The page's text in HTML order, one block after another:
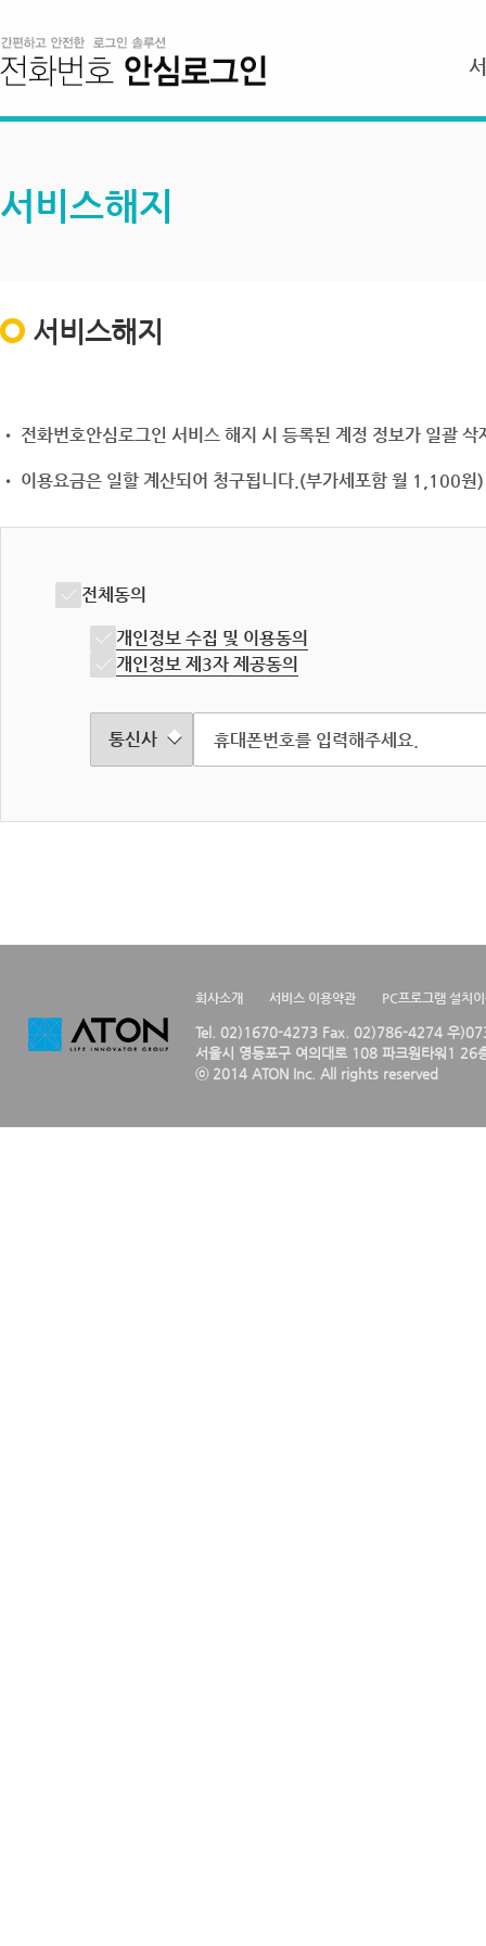
서비스해지
서비스해지
• 전화번호안심로그인 서비스 해지 시 등록된 계정 정보가 일괄
• 이용요금은 일할 계산되어 청구됩니다.(부가세포함 월 1,100원)
전체동의
개인정보 수집 및 이용동의
개인정보 제3자 제공동의
회사소개 서비스 이용약관 PC프로그램 설치
Tel. 02)1670-4273 Fax. 02)786-4274 우
서울시 영등포구 여의대로 108 파크원타워1 26
ⓒ 2014 ATON Inc. All rights reserved